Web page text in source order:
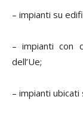
– impianti su
– impianti con
dell’Ue;
– impianti